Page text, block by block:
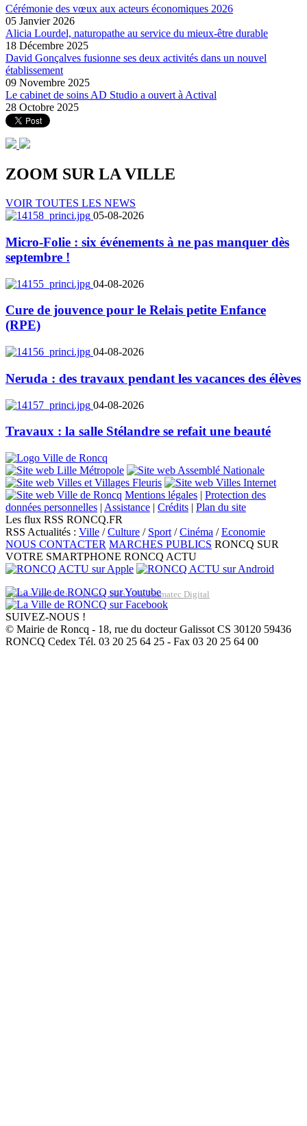
Cérémonie des vœux aux acteurs économiques 2026
05 Janvier 2026
Alicia Lourdel, naturopathe au service du mieux-être durable
18 Décembre 2025
David Gonçalves fusionne ses deux activités dans un nouvel
établissement
09 Novembre 2025
Le cabinet de soins AD Studio a ouvert à Actival
28 Octobre 2025
ZOOM SUR LAVILLE
VOIR TOUTES LES NEWS
05-08-2026
Micro-Folie : six événements à ne pas manquer dès
septembre !
04-08-2026
Cure de jouvence pour le Relais petite Enfance
(RPE)
04-08-2026
Neruda : des travaux pendant les vacances des élèves
04-08-2026
Travaux : la salle Stélandre se refait une beauté
Mentions légales | Protection des
données personnelles | Assistance | Crédits | Plan du site
Les flux RSS RONCQ.FR
RSS Actualités : Ville /Culture / Sport /Cinéma /Economie
NOUS CONTACTER MARCHES PUBLICS RONCQ SUR
VOTRE SMARTPHONE RONCQ ACTU
Réalisation du site: Agence Web Lille Promatec Digital
SUIVEZ-NOUS !
© Mairie de Roncq - 18, rue du docteur Galissot CS 30120 59436
RONCQ Cedex Tél. 03 20 25 64 25 - Fax 03 20 25 64 00